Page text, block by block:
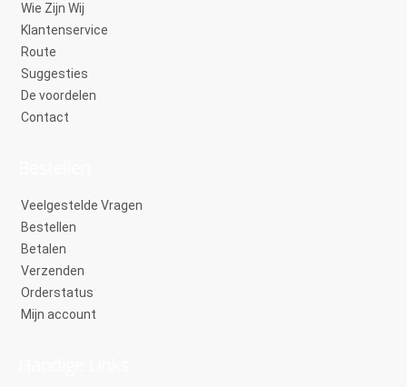
Wie Zijn Wij
Klantenservice
Route
Suggesties
De voordelen
Contact
Veelgestelde Vragen
Bestellen
Betalen
Verzenden
Orderstatus
Mijn account